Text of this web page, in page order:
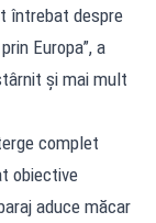
întrebat despre
Europa”, a
și mai mult
complet
obiective
aduce măcar